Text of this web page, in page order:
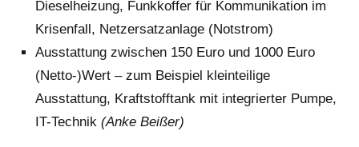
Dieselheizung, Funkkoffer für Kommunikation im
Krisenfall, Netzersatzanlage (Notstrom)
Ausstattung zwischen 150 Euro und 1000 Euro
(Netto-)Wert – zum Beispiel kleinteilige
Ausstattung, Kraftstofftank mit integrierter Pumpe,
IT-Technik (Anke Beißer)